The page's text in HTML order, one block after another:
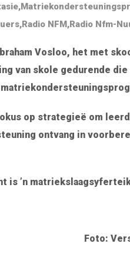
,
,Radio NFM,Radio Nfm-
Vosloo, het met
van skole gedurende
op strategieë om
ontvang in
is ’n
Foto: